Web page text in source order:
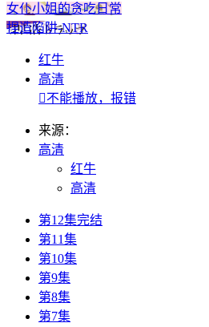
女仆小姐的贪吃日常
捏造陷阱-NTR
红牛
高清
不能播放，报错
来源：
高清
红牛
高清
第12集完结
第11集
第10集
第9集
第8集
第7集